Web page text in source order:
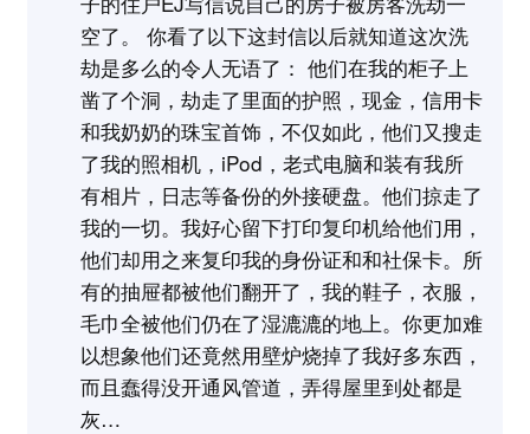
空了。 你看了以下这封信以后就知道这次洗
劫是多么的令人无语了： 他们在我的柜子上
凿了个洞，劫走了里面的护照，现金，信用卡
和我奶奶的珠宝首饰，不仅如此，他们又搜走
了我的照相机，iPod，老式电脑和装有我所
有相片，日志等备份的外接硬盘。他们掠走了
我的一切。我好心留下打印复印机给他们用，
他们却用之来复印我的身份证和和社保卡。所
有的抽屉都被他们翻开了，我的鞋子，衣服，
毛巾全被他们仍在了湿漉漉的地上。你更加难
以想象他们还竟然用壁炉烧掉了我好多东西，
而且蠢得没开通风管道，弄得屋里到处都是
灰…